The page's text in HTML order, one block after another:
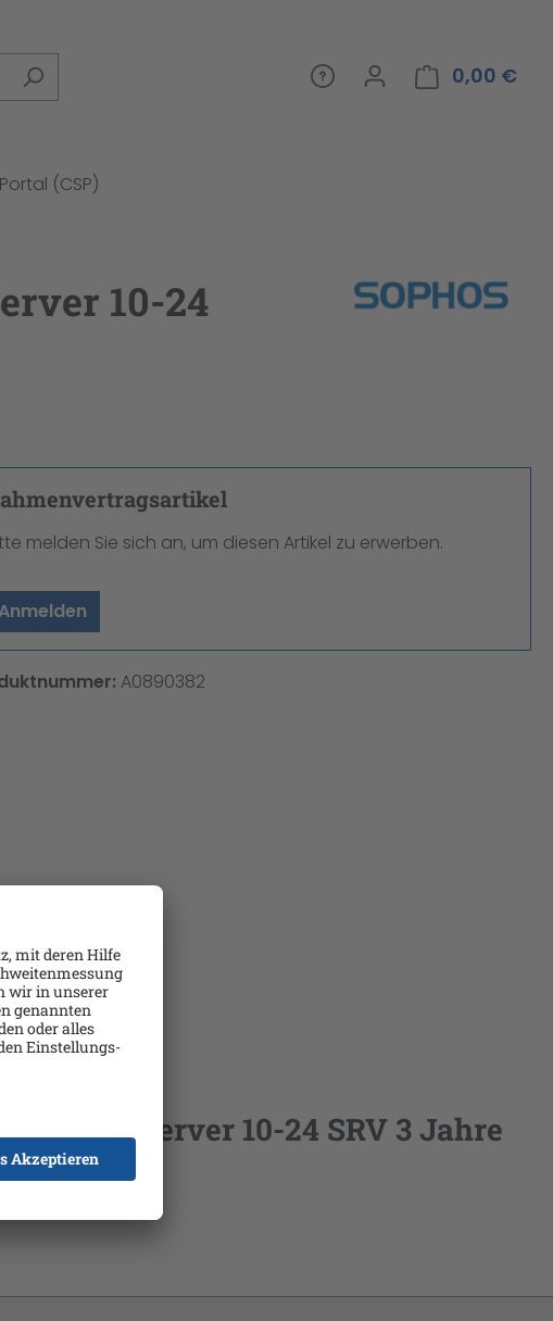
0,00 €
(CSP)
10-24
melden Sie sich an, um diesen Artikel zu erwerben.
A0890382
for Server 10-24 SRV 3 Jahre